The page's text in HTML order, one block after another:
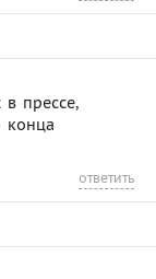
в прессе,
ответить